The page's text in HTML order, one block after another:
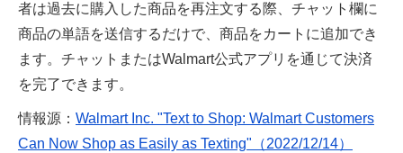
者は過去に購入した商品を再注文する際、チャット欄に
商品の単語を送信するだけで、商品をカートに追加でき
ます。チャットまたはWalmart公式アプリを通じて決済
を完了できます。
情報源： Walmart Inc. "Text to Shop: Walmart Customers
Can Now Shop as Easily as Texting"（2022/12/14）